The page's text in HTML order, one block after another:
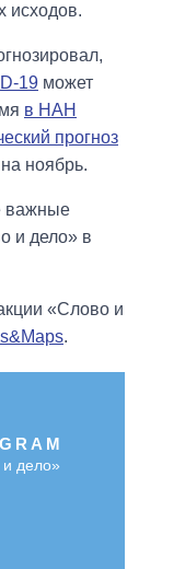
исходов.
19 может
в НАН
прогноз
ноябрь.
важные
и дело» в
«Слово и
.
дело»